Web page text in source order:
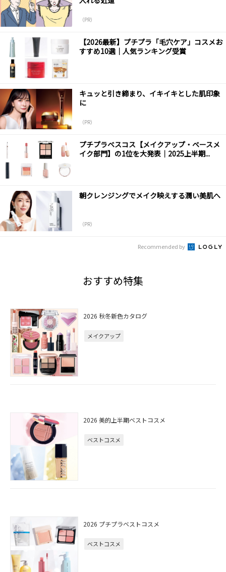
（PR）
【2026最新】プチプラ「毛穴ケア」コスメお
すすめ10選｜人気ランキング受賞
キュッと引き締まり、イキイキとした肌印象
に
（PR）
プチプラベスコス【メイクアップ・ベースメ
イク部門】の1位を大発表｜2025上半期...
朝クレンジングでメイク映えする潤い美肌へ
（PR）
Recommended by
おすすめ特集
2026 秋冬新色カタログ
メイクアップ
2026 美的上半期ベストコスメ
ベストコスメ
2026 プチプラベストコスメ
ベストコスメ